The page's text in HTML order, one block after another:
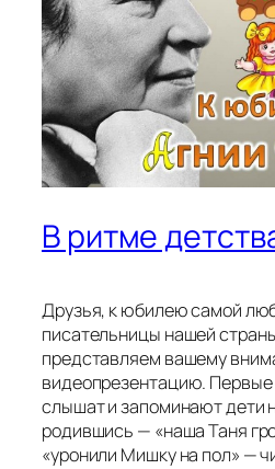
В ритме
Друзья, к юбилею самой
писательницы нашей
представляем вашему
видеопрезентацию. Первые
слышат и запоминают дети
родившись — «наша Таня
«уронили Мишку на пол» —